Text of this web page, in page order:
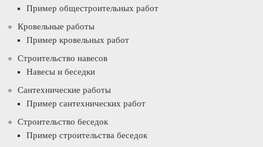
Пример общестроительных работ
Кровельные работы
Пример кровельных работ
Строительство навесов
Навесы и беседки
Сантехнические работы
Пример сантехнических работ
Строительство беседок
Пример строительства беседок